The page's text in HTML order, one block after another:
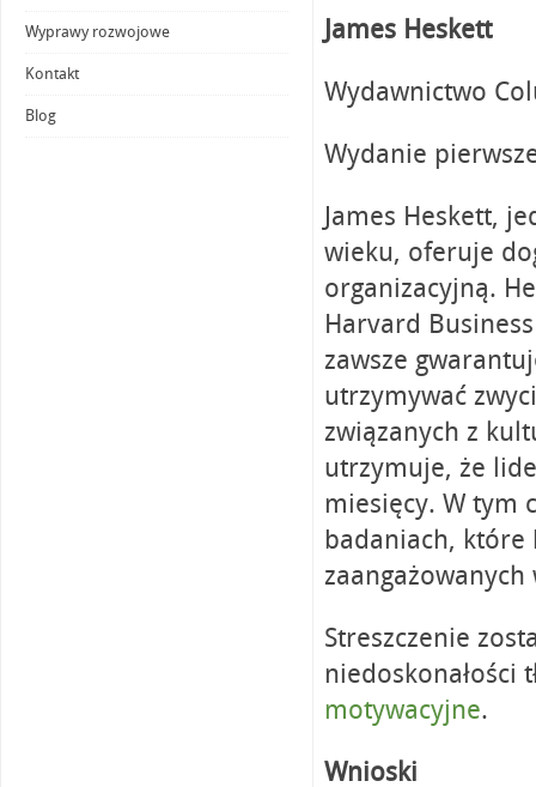
Wyprawy rozwojowe
Kontakt
Blog
James Heskett
Wydawnictwo
Wydanie
James Heskett,
wieku, oferuje
organizacyjną.
Harvard
zawsze
utrzymywać
związanych z
utrzymuje, że
miesięcy. W tym
badaniach, które
Streszczenie
niedoskonałości
motywacyjne.
Wnioski